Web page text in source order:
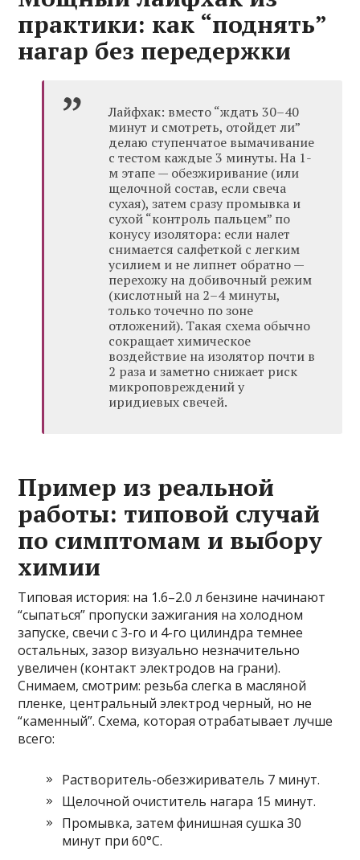
практики: как “поднять”
нагар без передержки
Лайфхак: вместо “ждать 30–40
минут и смотреть, отойдет ли”
делаю ступенчатое вымачивание
с тестом каждые 3 минуты. На 1-
м этапе — обезжиривание (или
щелочной состав, если свеча
сухая), затем сразу промывка и
сухой “контроль пальцем” по
конусу изолятора: если налет
снимается салфеткой с легким
усилием и не липнет обратно —
перехожу на добивочный режим
(кислотный на 2–4 минуты,
только точечно по зоне
отложений). Такая схема обычно
сокращает химическое
воздействие на изолятор почти в
2 раза и заметно снижает риск
микроповреждений у
иридиевых свечей.
Пример из реальной
работы: типовой случай
по симптомам и выбору
химии
Типовая история: на 1.6–2.0 л бензине начинают
“сыпаться” пропуски зажигания на холодном
запуске, свечи с 3-го и 4-го цилиндра темнее
остальных, зазор визуально незначительно
увеличен (контакт электродов на грани).
Снимаем, смотрим: резьба слегка в масляной
пленке, центральный электрод черный, но не
“каменный”. Схема, которая отрабатывает лучше
всего:
Растворитель-обезжириватель 7 минут.
Щелочной очиститель нагара 15 минут.
Промывка, затем финишная сушка 30
минут при 60°C.